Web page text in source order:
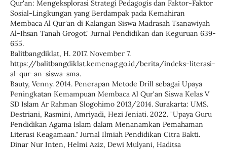
Qur'an: Mengeksplorasi Strategi Pedagogis dan Faktor-Faktor
Sosial-Lingkungan yang Berdampak pada Kemahiran
Membaca Al Qur'an di Kalangan Siswa Madrasah Tsanawiyah
Al-Ihsan Tanah Grogot." Jurnal Pendidikan dan Keguruan 639-
655.
Balitbangdiklat, H. 2017. November 7.
https://balitbangdiklat.kemenag.go.id/berita/indeks-literasi-
al-qur-an-siswa-sma.
Bauty, Venny. 2014. Penerapan Metode Drill sebagai Upaya
Peningkatan Kemampuan Membaca Al Qur'an Siswa Kelas V
SD Islam Ar Rahman Slogohimo 2013/2014. Surakarta: UMS.
Destriani, Rasmini, Amriyadi, Hezi Jeniati. 2022. "Upaya Guru
Pendidikan Agama Islam dalam Menanamkan Pemahaman
Literasi Keagamaan." Jurnal Ilmiah Pendidikan Citra Bakti.
Dinar Nur Inten, Helmi Aziz, Dewi Mulyani, Haditsa